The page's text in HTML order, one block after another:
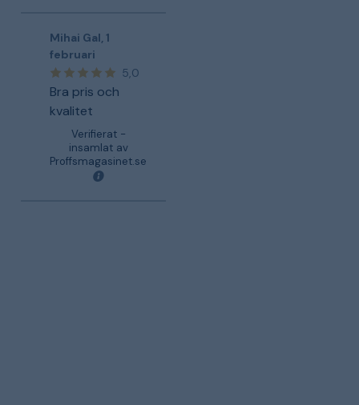
Mihai Gal 1
februari
5,0
Bra pris och
kvalitet
Verifierat -
insamlat av
Proffsmagasinet.se